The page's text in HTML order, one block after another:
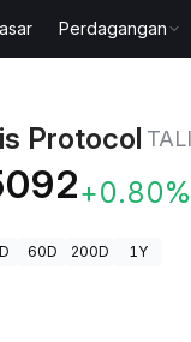
Perdagangan
Protocol
+0.80%
60D 200D 1Y